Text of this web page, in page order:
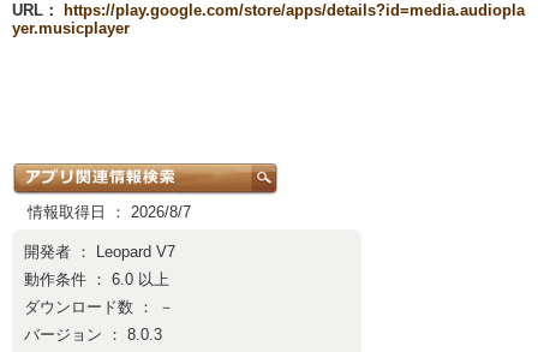
URL：
https://play.google.com/store/apps/details?id=media.audiopla
yer.musicplayer
情報取得日 ： 2026/8/7
開発者 ：
Leopard V7
動作条件 ： 6.0 以上
ダウンロード数 ： －
バージョン ： 8.0.3